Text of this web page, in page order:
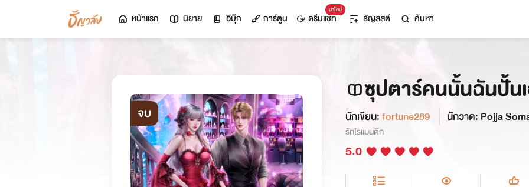
หน้าแรก นิยาย อีบุ๊ก การ์ตูน
มาใหม่
ดรีมแชท ธัญลิสต์ ค้นหา
จบ
ซุปตาร์คนนั้นฉันปั้น
นักเขียน:fortune289 นักวาด: Pojja
รักโรแมนติก
5.0